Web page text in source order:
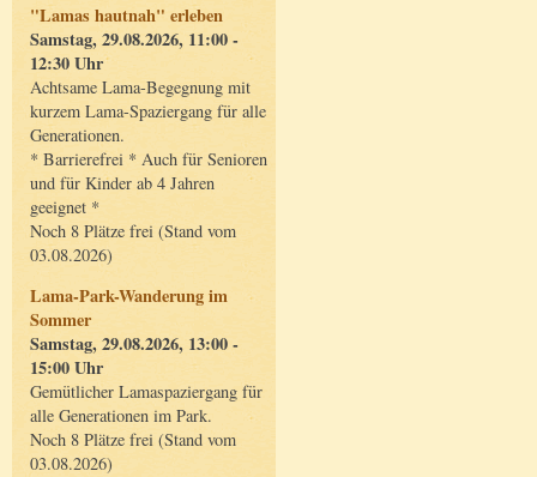
"Lamas hautnah" erleben
Samstag, 29.08.2026, 11:00 -
12:30 Uhr
Achtsame Lama-Begegnung mit
kurzem Lama-Spaziergang für alle
Generationen.
* Barrierefrei * Auch für Senioren
und für Kinder ab 4 Jahren
geeignet *
Noch 8 Plätze frei (Stand vom
03.08.2026)
Lama-Park-Wanderung im
Sommer
Samstag, 29.08.2026, 13:00 -
15:00 Uhr
Gemütlicher Lamaspaziergang für
alle Generationen im Park.
Noch 8 Plätze frei (Stand vom
03.08.2026)